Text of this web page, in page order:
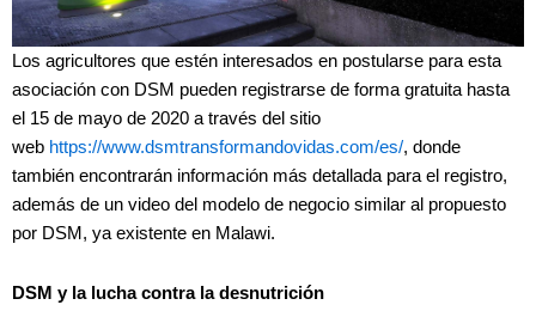
Los agricultores que estén interesados en postularse para esta
asociación con DSM pueden registrarse de forma gratuita hasta
el 15 de mayo de 2020 a través del sitio
web https://www.dsmtransformandovidas.com/es/, donde
también encontrarán información más detallada para el registro,
además de un video del modelo de negocio similar al propuesto
por DSM, ya existente en Malawi.
DSM y la lucha contra la desnutrición